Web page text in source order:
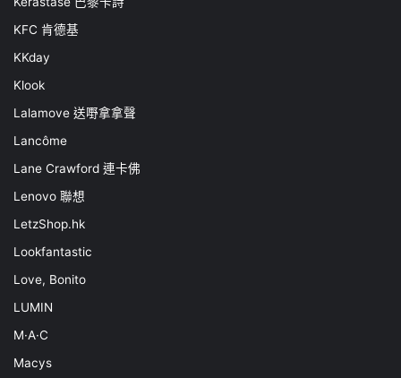
KFC 肯德基
KKday
Klook
Lalamove 送嘢拿拿聲
Lancôme
Lane Crawford 連卡佛
Lenovo 聯想
LetzShop.hk
Lookfantastic
Love, Bonito
LUMIN
M·A·C
Macys